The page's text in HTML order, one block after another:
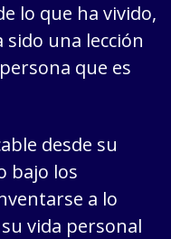
lo que ha vivido,
sido una lección
que es
desde su
bajo los
a lo
vida personal